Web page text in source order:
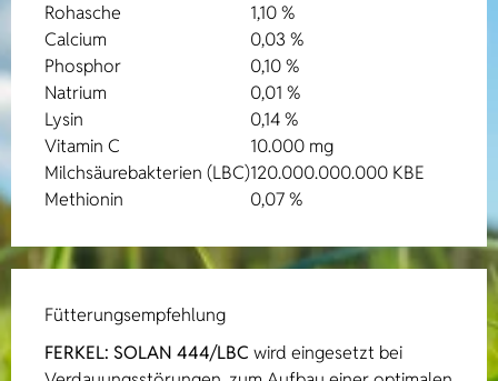
Rohasche
1,10 %
Calcium
0,03 %
Phosphor
0,10 %
Natrium
0,01 %
Lysin
0,14 %
Vitamin C
10.000 mg
Milchsäurebakterien (LBC)120.000.000.000 KBE
Methionin
0,07 %
Fütterungsempfehlung
FERKEL: SOLAN 444/LBC wird eingesetzt bei